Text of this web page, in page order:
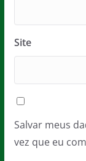
Site
Salvar meus
vez que eu